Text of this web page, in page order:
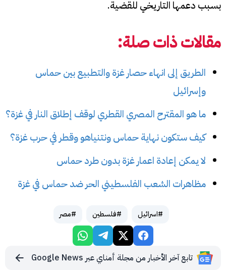
بسبب دعمها التاريخي للقضية.
مقالات ذات صلة:
الطريق إلى انهاء حصار غزة والتطبيع بين حماس
وإسرائيل
ما هو المقترح المصري القطري لوقف إطلاق النار في غزة؟
كيف ستكون نهاية حماس ونتنياهو وقطر في حرب غزة؟
لا يمكن إعادة اعمار غزة بدون طرد حماس
مظاهرات الشعب الفلسطيني الحر ضد حماس في غزة
#اسرائيل #فلسطين #مصر
تابع آخر الأخبار من مجلة أمناي عبر Google News